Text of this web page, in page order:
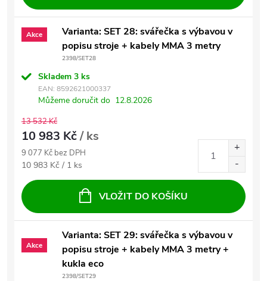
Akce
Varianta: SET 28: svářečka s výbavou v
popisu stroje + kabely MMA 3 metry
2398/SET28
Skladem 3 ks
EAN: 8592621000337
Můžeme doručit do 12.8.2026
13 532 Kč
10 983 Kč/ ks
9 077 Kč bez DPH
Měrná cena:
10 983 Kč / 1 ks
VLOŽIT DO KOŠÍKU
Akce
Varianta: SET 29: svářečka s výbavou v
popisu stroje + kabely MMA 3 metry +
kukla eco
2398/SET29